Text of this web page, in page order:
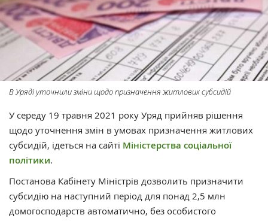
В Уряді уточнили зміни щодо призначення житлових субсидій
У середу 19 травня 2021 року Уряд прийняв рішення
щодо уточнення змін в умовах призначення житлових
субсидій, ідеться на сайті Міністерства соціальної
політики.
Постанова Кабінету Міністрів дозволить призначити
субсидію на наступний період для понад 2,5 млн
домогосподарств автоматично, без особистого